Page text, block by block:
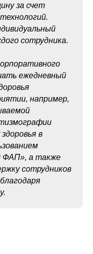
за счет
сотрудника.
ежедневный
например,
в
ФАП», а также
сотрудников